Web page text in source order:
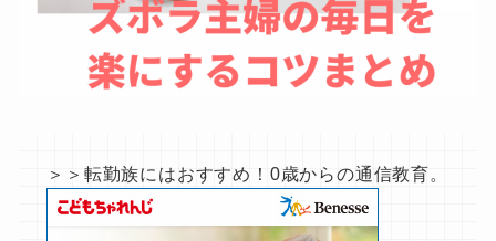
＞＞転勤族にはおすすめ！0歳からの通信教育。